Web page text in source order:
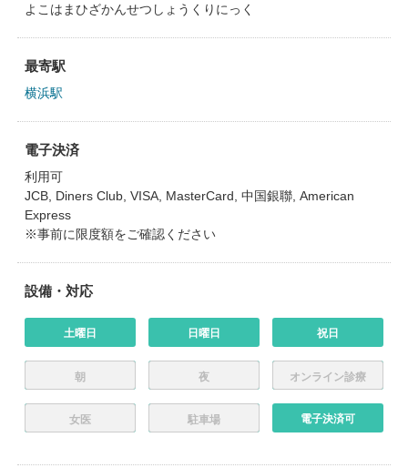
よこはまひざかんせつしょうくりにっく
最寄駅
横浜駅
電子決済
利用可
JCB, Diners Club, VISA, MasterCard, 中国銀聯, American
Express
※事前に限度額をご確認ください
設備・対応
土曜日 日曜日 祝日
朝 夜 オンライン診療
女医 駐車場 電子決済可